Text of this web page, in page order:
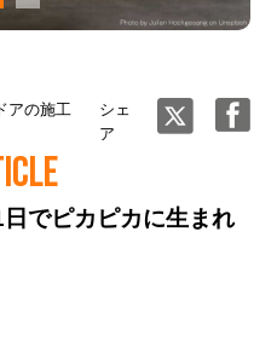
アの施工
シェ
ア
でピカピカに生まれ